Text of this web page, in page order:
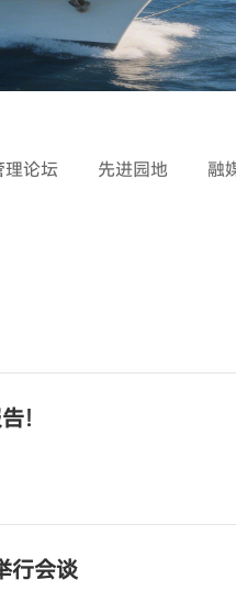
理论坛 先进园地 融
！
行会谈